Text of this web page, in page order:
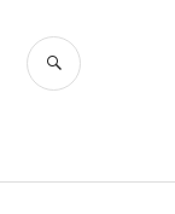
content
SEARCH